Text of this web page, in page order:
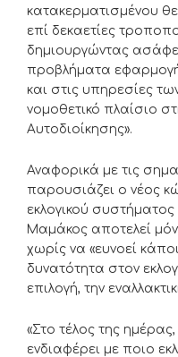
κατακερματισμένου
επί δεκαετίες
δημιουργώντας
προβλήματα
και στις υπηρεσίες
νομοθετικό πλαίσιο
Αυτοδιοίκησης».
Αναφορικά με τις
παρουσιάζει ο νέος
εκλογικού
Μαμάκος αποτελεί
χωρίς να «ευνοεί
δυνατότητα στον
επιλογή, την
«Στο τέλος της
ενδιαφέρει με ποιο